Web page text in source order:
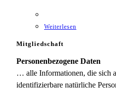
Weiterlesen
Mitgliedschaft
Personenbezogene Daten
… alle Informationen, die sich
identifizierbare natürliche